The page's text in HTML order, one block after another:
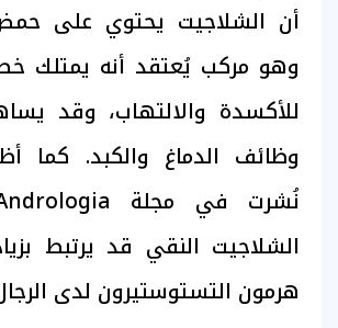
أن الشلاجيت يحتوي على
وهو مركب يُعتقد أنه يمتلك
للأكسدة والالتهاب، وقد
وظائف الدماغ والكبد. كما
الشلاجيت النقي قد يرتبط
هرمون التستوستيرون لدى